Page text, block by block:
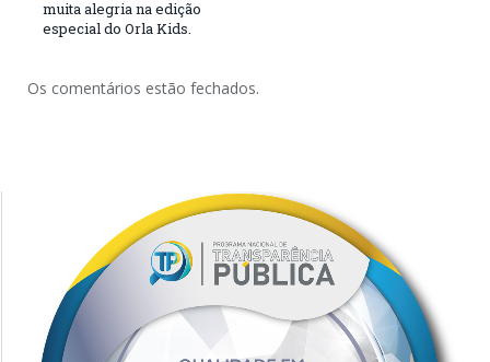
muita alegria na edição
especial do Orla Kids.
Os comentários estão fechados.